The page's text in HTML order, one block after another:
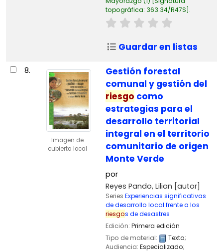
topográfica: 363.34/R47S .
Guardar en listas
8.
Imagen de
cubierta local
Gestión forestal
comunal y gestión del
riesgo como
estrategias para el
desarrollo territorial
integral en el territorio
comunitario de origen
Monte Verde
por
Reyes Pando, Lilian [autor]
Series Experiencias significativas
de desarrollo local frente a los
riesgos de desastres
Edición: Primera edición
Tipo de material:
Texto;
Audiencia: Especializado;